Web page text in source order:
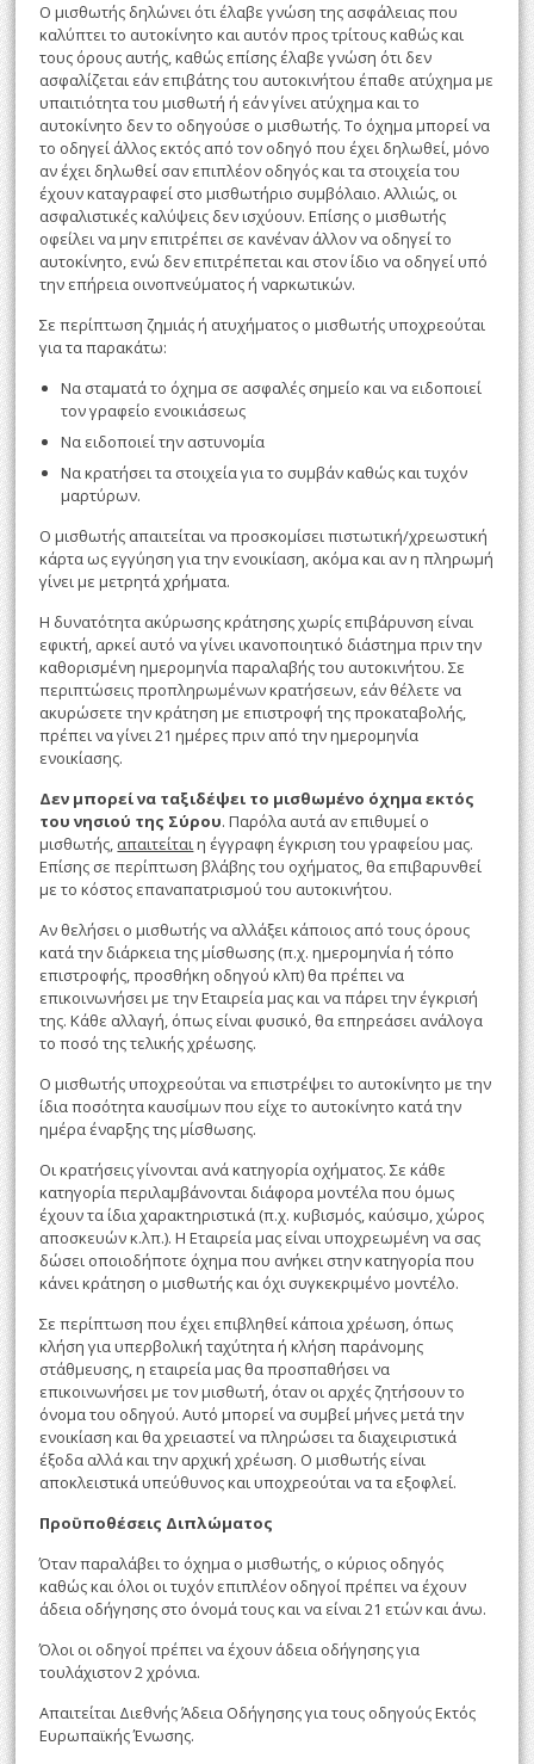
Ο μισθωτής δηλώνει ότι έλαβε γνώση της ασφάλειας που
καλύπτει το αυτοκίνητο και αυτόν προς τρίτους καθώς και
τους όρους αυτής, καθώς επίσης έλαβε γνώση ότι δεν
ασφαλίζεται εάν επιβάτης του αυτοκινήτου έπαθε ατύχημα με
υπαιτιότητα του μισθωτή ή εάν γίνει ατύχημα και το
αυτοκίνητο δεν το οδηγούσε ο μισθωτής. Το όχημα μπορεί να
το οδηγεί άλλος εκτός από τον οδηγό που έχει δηλωθεί, μόνο
αν έχει δηλωθεί σαν επιπλέον οδηγός και τα στοιχεία του
έχουν καταγραφεί στο μισθωτήριο συμβόλαιο. Αλλιώς, οι
ασφαλιστικές καλύψεις δεν ισχύουν. Επίσης ο μισθωτής
οφείλει να μην επιτρέπει σε κανέναν άλλον να οδηγεί το
αυτοκίνητο, ενώ δεν επιτρέπεται και στον ίδιο να οδηγεί υπό
την επήρεια οινοπνεύματος ή ναρκωτικών.
Σε περίπτωση ζημιάς ή ατυχήματος ο μισθωτής υποχρεούται
για τα παρακάτω:
Να σταματά το όχημα σε ασφαλές σημείο και να ειδοποιεί
τον γραφείο ενοικιάσεως
Να ειδοποιεί την αστυνομία
Να κρατήσει τα στοιχεία για το συμβάν καθώς και τυχόν
μαρτύρων.
Ο μισθωτής απαιτείται να προσκομίσει πιστωτική/χρεωστική
κάρτα ως εγγύηση για την ενοικίαση, ακόμα και αν η πληρωμή
γίνει με μετρητά χρήματα.
Η δυνατότητα ακύρωσης κράτησης χωρίς επιβάρυνση είναι
εφικτή, αρκεί αυτό να γίνει ικανοποιητικό διάστημα πριν την
καθορισμένη ημερομηνία παραλαβής του αυτοκινήτου. Σε
περιπτώσεις προπληρωμένων κρατήσεων, εάν θέλετε να
ακυρώσετε την κράτηση με επιστροφή της προκαταβολής,
πρέπει να γίνει 21 ημέρες πριν από την ημερομηνία
ενοικίασης.
Δεν μπορεί να ταξιδέψει το μισθωμένο όχημα εκτός
του νησιού της Σύρου. Παρόλα αυτά αν επιθυμεί ο
μισθωτής, απαιτείταιη έγγραφη έγκριση του γραφείου μας.
Επίσης σε περίπτωση βλάβης του οχήματος, θα επιβαρυνθεί
με το κόστος επαναπατρισμού του αυτοκινήτου.
Αν θελήσει ο μισθωτής να αλλάξει κάποιος από τους όρους
κατά την διάρκεια της μίσθωσης (π.χ. ημερομηνία ή τόπο
επιστροφής, προσθήκη οδηγού κλπ) θα πρέπει να
επικοινωνήσει με την Εταιρεία μας και να πάρει την έγκρισή
της. Κάθε αλλαγή, όπως είναι φυσικό, θα επηρεάσει ανάλογα
το ποσό της τελικής χρέωσης.
Ο μισθωτής υποχρεούται να επιστρέψει το αυτοκίνητο με την
ίδια ποσότητα καυσίμων που είχε το αυτοκίνητο κατά την
ημέρα έναρξης της μίσθωσης.
Οι κρατήσεις γίνονται ανά κατηγορία οχήματος. Σε κάθε
κατηγορία περιλαμβάνονται διάφορα μοντέλα που όμως
έχουν τα ίδια χαρακτηριστικά (π.χ. κυβισμός, καύσιμο, χώρος
αποσκευών κ.λπ.). Η Εταιρεία μας είναι υποχρεωμένη να σας
δώσει οποιοδήποτε όχημα που ανήκει στην κατηγορία που
κάνει κράτηση ο μισθωτής και όχι συγκεκριμένο μοντέλο.
Σε περίπτωση που έχει επιβληθεί κάποια χρέωση, όπως
κλήση για υπερβολική ταχύτητα ή κλήση παράνομης
στάθμευσης, η εταιρεία μας θα προσπαθήσει να
επικοινωνήσει με τον μισθωτή, όταν οι αρχές ζητήσουν το
όνομα του οδηγού. Αυτό μπορεί να συμβεί μήνες μετά την
ενοικίαση και θα χρειαστεί να πληρώσει τα διαχειριστικά
έξοδα αλλά και την αρχική χρέωση. Ο μισθωτής είναι
αποκλειστικά υπεύθυνος και υποχρεούται να τα εξοφλεί.
Προϋποθέσεις Διπλώματος
Όταν παραλάβει το όχημα ο μισθωτής, ο κύριος οδηγός
καθώς και όλοι οι τυχόν επιπλέον οδηγοί πρέπει να έχουν
άδεια οδήγησης στο όνομά τους και να είναι 21 ετών και άνω.
Όλοι οι οδηγοί πρέπει να έχουν άδεια οδήγησης για
τουλάχιστον 2 χρόνια.
Απαιτείται Διεθνής Άδεια Οδήγησης για τους οδηγούς Εκτός
Ευρωπαϊκής Ένωσης.